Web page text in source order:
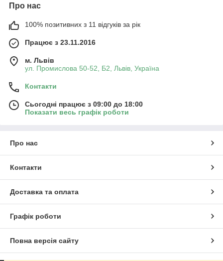
Про нас
100% позитивних з 11 відгуків за рік
Працює з 23.11.2016
м. Львів
ул. Промислова 50-52, Б2, Львів, Україна
Контакти
Сьогодні працює з 09:00 до 18:00
Показати весь графік роботи
Про нас
Контакти
Доставка та оплата
Графік роботи
Повна версія сайту